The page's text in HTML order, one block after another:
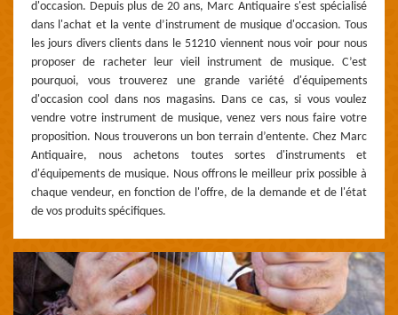
d'occasion. Depuis plus de 20 ans, Marc Antiquaire s'est spécialisé
dans l'achat et la vente d’instrument de musique d'occasion. Tous
les jours divers clients dans le 51210 viennent nous voir pour nous
proposer de racheter leur vieil instrument de musique. C’est
pourquoi, vous trouverez une grande variété d'équipements
d'occasion cool dans nos magasins. Dans ce cas, si vous voulez
vendre votre instrument de musique, venez vers nous faire votre
proposition. Nous trouverons un bon terrain d’entente. Chez Marc
Antiquaire, nous achetons toutes sortes d'instruments et
d'équipements de musique. Nous offrons le meilleur prix possible à
chaque vendeur, en fonction de l'offre, de la demande et de l'état
de vos produits spécifiques.